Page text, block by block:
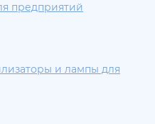
предприятий
и лампы для